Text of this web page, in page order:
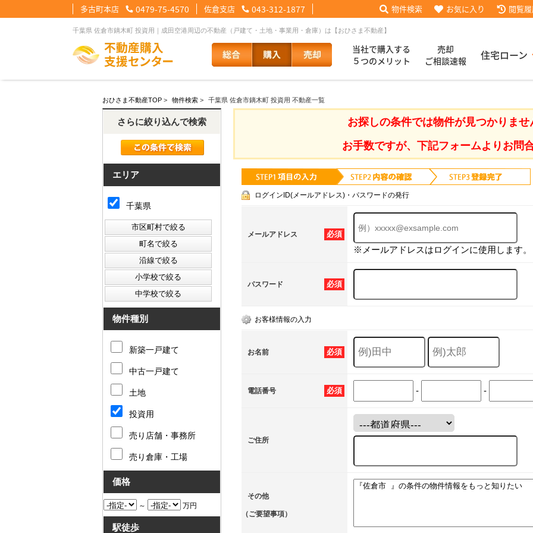
千葉県 佐倉市鏑木町 投資用｜成田空港周辺の不動産（戸建て・土地・事業用・倉庫）は【おひさま不動産】
多古町本店 0479-75-4570 佐倉支店 043-312-1877 物件検索 お気に入り 閲覧
当社で購入する
５つのメリット
売却
ご相談速報
住宅ローン
【住宅ローンメニュー】
住宅ローンに強い理由
【会社情報メニュー】
会社概要 スタッフ紹介 お客様の声 当社の歩み 履歴
その他の事業紹介 健康経営優良法人2025 採用情報
【お問合せメニュー】
メール問合せ LINE問合せ 査定依頼 協力業者様募集 ローコ
おひさま不動産TOP > 物件検索 > 千葉県 佐倉市鏑木町 投資用 不動産一覧
お探しの条件では物件が見つかりませ
お手数ですが、下記フォームよりお問
ログインID(メールアドレス)・パスワードの発行
必須
メールアドレス
※メールアドレスはログインに使用します。
必須
パスワード
お客様情報の入力
必須
お名前
必須
電話番号 - -
ご住所
その他
（ご要望事項）
さらに絞り込んで検索
エリア
千葉県
物件種別
新築一戸建て
中古一戸建て
土地
投資用
売り店舗・事務所
売り倉庫・工場
価格
～ 万円
駅徒歩